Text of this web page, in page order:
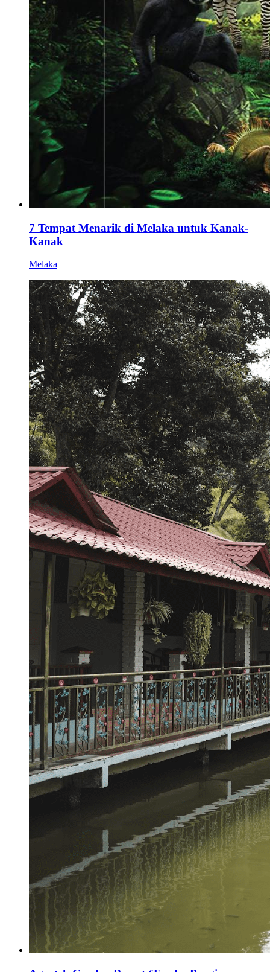
7 Tempat Menarik di Melaka untuk Kanak-
Kanak
Melaka